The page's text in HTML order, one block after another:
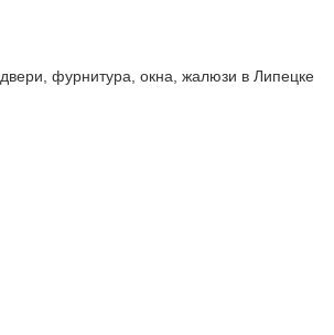
двери, фурнитура, окна, жалюзи в Липецке